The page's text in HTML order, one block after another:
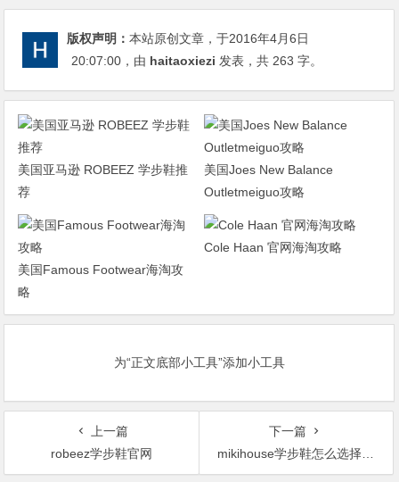
版权声明：本站原创文章，于2016年4月6日
20:07:00 ，由 haitaoxiezi 发表，共 263 字。
美国亚马逊 ROBEEZ 学步鞋推
荐
美国Joes New Balance
Outletmeiguo攻略
美国Famous Footwear海淘攻
略
Cole Haan 官网海淘攻略
为“正文底部小工具”添加小工具
上一篇
robeez学步鞋官网
下一篇
mikihouse学步鞋怎么选择码数